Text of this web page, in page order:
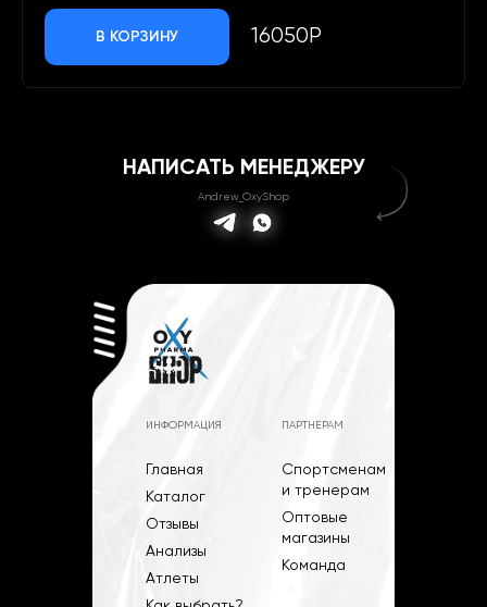
В КОРЗИНУ 16050Р
НАПИСАТЬ МЕНЕДЖЕРУ
Andrew_OxyShop
ИНФОРМАЦИЯ
Главная
Каталог
Отзывы
Анализы
Атлеты
ПАРТНЕРАМ
Спортсменам
и тренерам
Оптовые
магазины
Команда